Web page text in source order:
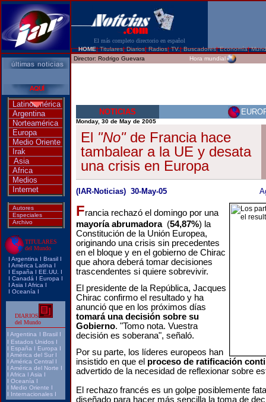
El más completo directorio en español
HOME|Titulares| Diarios| Radios| TV.|Buscadores|Economía|
Latinoamérica
Argentina
Norteamérica
Europa
Medio Oriente
Irak
Asia
Africa
Medios
Internet
Autores
Especiales
Archivo
TITULARES
del Mundo
I Argentina I Brasil I
I América Latina I
I España I EE.UU.
I
I Canadá I Europa I
I Asia I Africa I
I Oceanía I
DIARIOS
del Mundo
I Argentina I Brasil I
I Estados Unidos I
I España I Europa I
I América del Sur I
I América Central I
I América del Norte I
I Africa I Asia I
I Oceanía I
I Medio Oriente I
I Internacionales I
Director: Rodrigo Guevara Hora mundial
NOTICIAS
Monday, 30 de May de 2005
El "No"de Francia hace
tambalear a la UE y desata
una crisis en Europa
(IAR-Noticias) 30-May-05
Francia rechazó el domingo por una
mayoría abrumadora (54,87%) la
Constitución de la Unión Europea,
originando una crisis sin precedentes
en el bloque y en el gobierno de Chirac
que ahora deberá tomar decisiones
trascendentes si quiere sobrevivir.
El presidente de la República, Jacques
Chirac confirmo el resultado y ha
anunció que en los próximos días
tomará una decisión sobre su
Gobierno. "Tomo nota. Vuestra
decisión es soberana", señaló.
Por su parte, los líderes europeos han
insistido en que el proceso de ratificación
advertido de la necesidad de reflexionar sobre
El rechazo francés es un golpe posiblemente
diseñado para hacer más sencilla la toma de